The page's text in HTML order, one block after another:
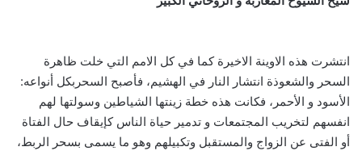
انتشرت هذه الاوينة الاخيرة كما في كل الامم التي خلت ظاهرة
السحر والشعوذة انتشار النار في الهشيم، فأصبح السحربكل أنواعه:
الأسود و الأحمر، فكانت هذه خطة زينتها الشياطين وسولتها لهم
انفسهم لتخريب المجتمعات و تدمير حياة الناس كإيقاف حال الفتاة
أو الفتى عن الزواج والمستقبل وتكبيلهم وهو ما يسمى بسحر الربط،